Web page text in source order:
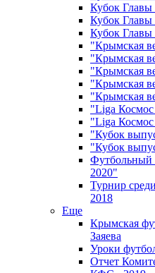
Кубок
Кубок
Кубок
"Крымская
"Крымская
"Крымская
"Крымская
"Крымская
"Liga
"Liga
"Кубок
"Кубок
Футбольный
2020"
Турнир
2018
Еще
Крымская
Заяева
Уроки
Отчет